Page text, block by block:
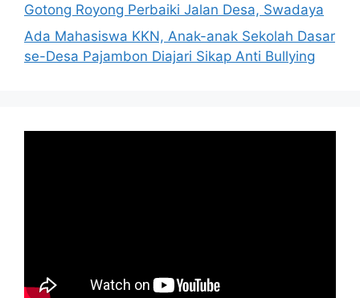
Gotong Royong Perbaiki Jalan Desa, Swadaya
Ada Mahasiswa KKN, Anak-anak Sekolah Dasar
se-Desa Pajambon Diajari Sikap Anti Bullying